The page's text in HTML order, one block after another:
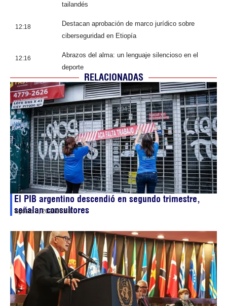
tailandés
12:18
Destacan aprobación de marco jurídico sobre
ciberseguridad en Etiopía
12:16
Abrazos del alma: un lenguaje silencioso en el
deporte
RELACIONADAS
El PIB argentino descendió en segundo trimestre,
señalan consultores
agosto 5, 202600:48